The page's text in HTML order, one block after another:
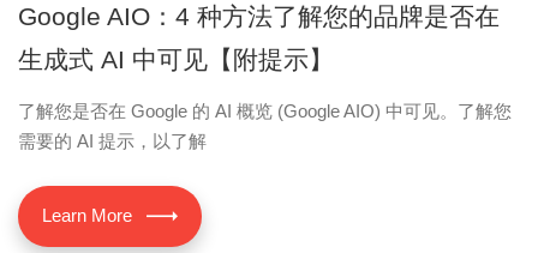
Google AIO：4 种方法了解您的品牌是否在
生成式 AI 中可见【附提示】
了解您是否在 Google 的 AI 概览 (Google AIO) 中可见。了解您
需要的 AI 提示，以了解
Learn More